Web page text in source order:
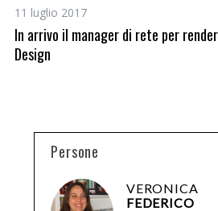
11 luglio 2017
In arrivo il manager di rete per
Design
Persone
VERONICA
FEDERICO